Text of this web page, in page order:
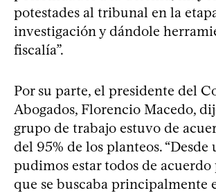
potestades al tribunal en la
investigación y dándole
fiscalía”.
Por su parte, el presidente del
Abogados, Florencio Macedo,
grupo de trabajo estuvo de
del 95% de los planteos.
pudimos estar todos de
que se buscaba principalmente